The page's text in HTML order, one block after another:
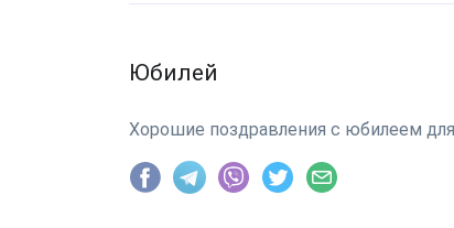
Юбилей
Хорошие поздравления с юбилеем